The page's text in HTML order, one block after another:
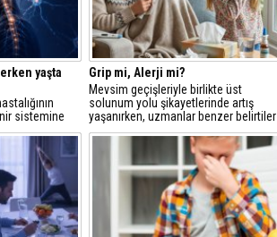
yaşta
sistemine
çıkan kronik
arasında
ve görme
söylüyor.
Grip mi, Alerji mi?
Mevsim geçişleriyle birlikte üst
solunum yolu şikayetlerinde artış
yaşanırken, uzmanlar benzer belirtiler
gösteren grip ve alerjinin
karıştırılmaması gerektiği konusunda
uyarıda bulundu.